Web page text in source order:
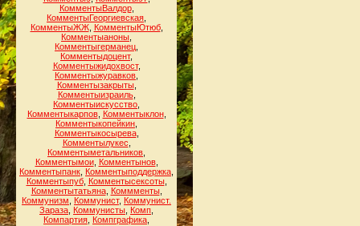
КомментыВалдор,
КомментыГеоргиевская
КомментыЖЖ, КомментыЮтюб,
Комментыаноны
Комментыгерманец
Комментыдоцент,
Комментыжидохвост,
Комментыжуравков
Комментызакрыты,
Комментыизраиль,
Комментыискусство
Комментыкарпов, Комментыклон,
Комментыкопейкин
Комментыкосырева,
Комментылукес
Комментыметальников
Комментымои, Комментынов,
Комментыпанк Комментыподдержка
Комментыпуб, Комментысексоты,
Комментытатьяна, Коммменты,
Коммунизм
Коммунист, Коммунист.
Зараза Коммунисты Комп
Компартия Компграфика